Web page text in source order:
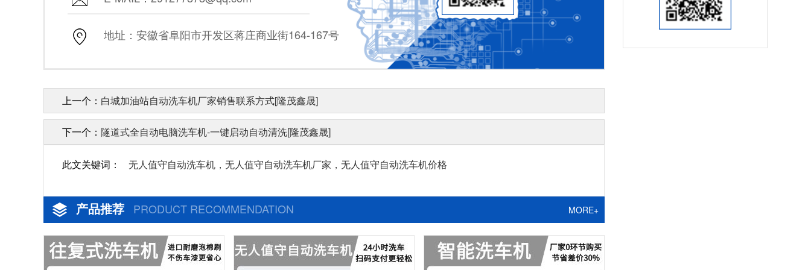
地址：安徽省阜阳市开发区蒋庄商业街164-167号
上一个： 白城加油站自动洗车机厂家销售联系方式[隆茂鑫晟]
下一个： 隧道式全自动电脑洗车机-一键启动自动清洗[隆茂鑫晟]
此文关键词： 无人值守自动洗车机，无人值守自动洗车机厂家，无人值守自动洗车机价格
产品推荐 PRODUCT RECOMMENDATION MORE+